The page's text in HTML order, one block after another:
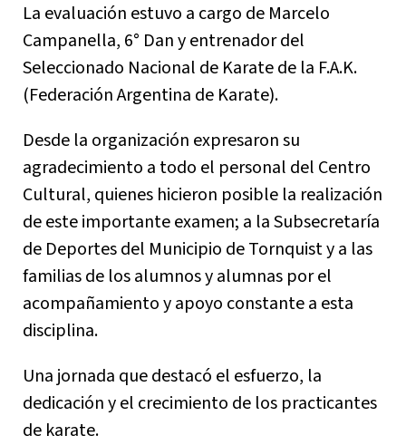
La evaluación estuvo a cargo de Marcelo
Campanella, 6° Dan y entrenador del
Seleccionado Nacional de Karate de la F.A.K.
(Federación Argentina de Karate).
Desde la organización expresaron su
agradecimiento a todo el personal del Centro
Cultural, quienes hicieron posible la realización
de este importante examen; a la Subsecretaría
de Deportes del Municipio de Tornquist y a las
familias de los alumnos y alumnas por el
acompañamiento y apoyo constante a esta
disciplina.
Una jornada que destacó el esfuerzo, la
dedicación y el crecimiento de los practicantes
de karate.